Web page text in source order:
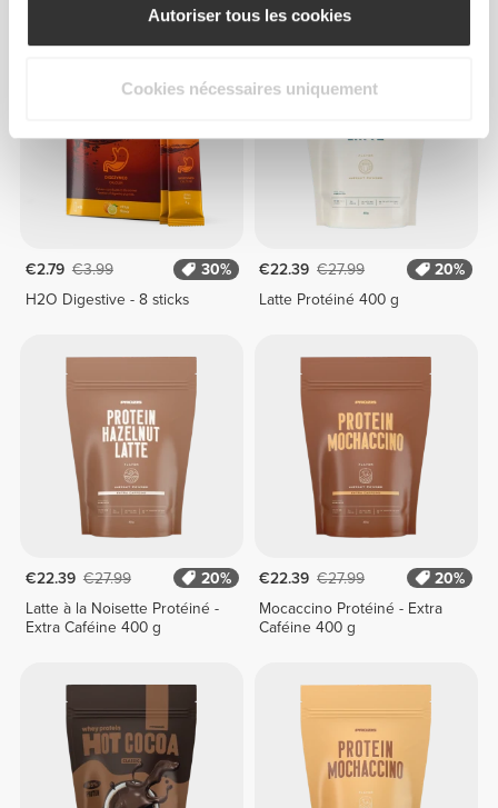
Autoriser tous les cookies
Cookies nécessaires uniquement
€2.79 €3.99
30%
H2O Digestive - 8 sticks
€22.39 €27.99
20%
Latte Protéiné 400 g
€22.39 €27.99
20%
Latte à la Noisette Protéiné -
Extra Caféine 400 g
€22.39 €27.99
20%
Mocaccino Protéiné - Extra
Caféine 400 g